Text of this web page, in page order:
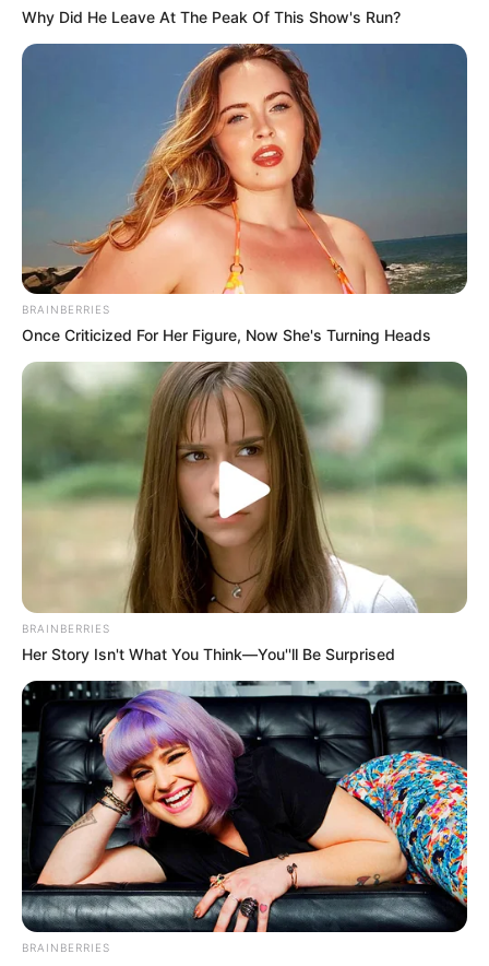
Why Did He Leave At The Peak Of This Show's Run?
BRAINBERRIES
Once Criticized For Her Figure, Now She's Turning Heads
BRAINBERRIES
Her Story Isn't What You Think—You''ll Be Surprised
BRAINBERRIES